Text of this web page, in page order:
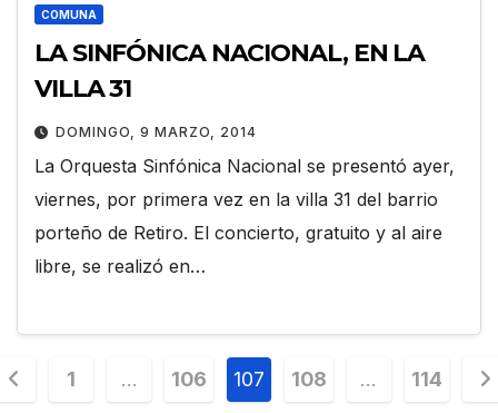
COMUNA
LA SINFÓNICA NACIONAL, EN LA
VILLA 31
DOMINGO, 9 MARZO, 2014
La Orquesta Sinfónica Nacional se presentó ayer,
viernes, por primera vez en la villa 31 del barrio
porteño de Retiro. El concierto, gratuito y al aire
libre, se realizó en…
1 … 106 107 108 … 114